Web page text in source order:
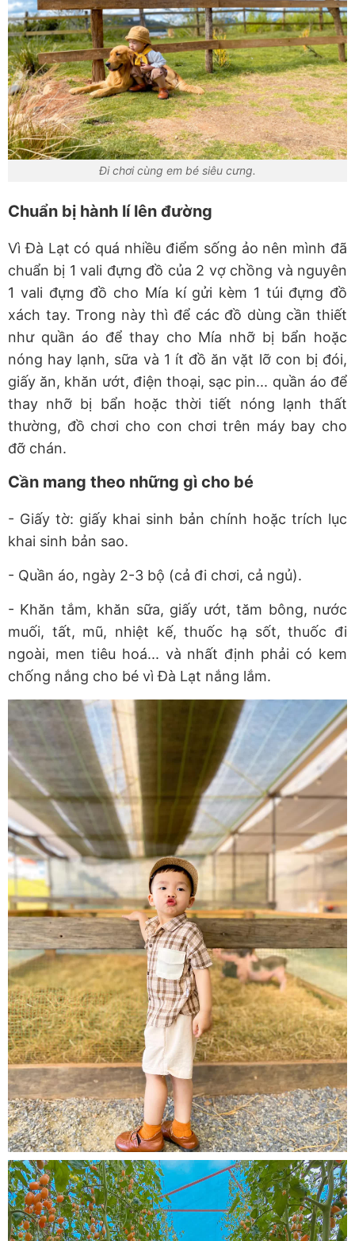
Đi chơi cùng em bé siêu cưng.
Chuẩn bị hành lí lên đường
Vì Đà Lạt có quá nhiều điểm sống ảo nên mình đã
chuẩn bị 1 vali đựng đồ của 2 vợ chồng và nguyên
1 vali đựng đồ cho Mía kí gửi kèm 1 túi đựng đồ
xách tay. Trong này thì để các đồ dùng cần thiết
như quần áo để thay cho Mía nhỡ bị bẩn hoặc
nóng hay lạnh, sữa và 1 ít đồ ăn vặt lỡ con bị đói,
giấy ăn, khăn ướt, điện thoại, sạc pin... quần áo để
thay nhỡ bị bẩn hoặc thời tiết nóng lạnh thất
thường, đồ chơi cho con chơi trên máy bay cho
đỡ chán.
Cần mang theo những gì cho bé
- Giấy tờ: giấy khai sinh bản chính hoặc trích lục
khai sinh bản sao.
- Quần áo, ngày 2-3 bộ (cả đi chơi, cả ngủ).
- Khăn tắm, khăn sữa, giấy ướt, tăm bông, nước
muối, tất, mũ, nhiệt kế, thuốc hạ sốt, thuốc đi
ngoài, men tiêu hoá... và nhất định phải có kem
chống nắng cho bé vì Đà Lạt nắng lắm.